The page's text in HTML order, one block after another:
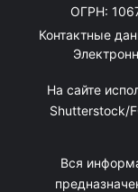
ОГРН:
Контактные
На сайте
Shutterstock/
Вся